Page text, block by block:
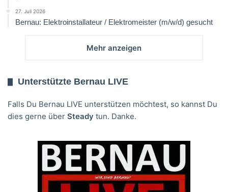
27. Juli 2026
Bernau: Elektroinstallateur / Elektromeister (m/w/d) gesucht
Mehr anzeigen
Unterstützte Bernau LIVE
Falls Du Bernau LIVE unterstützen möchtest, so kannst Du
dies gerne über Steady tun. Danke.